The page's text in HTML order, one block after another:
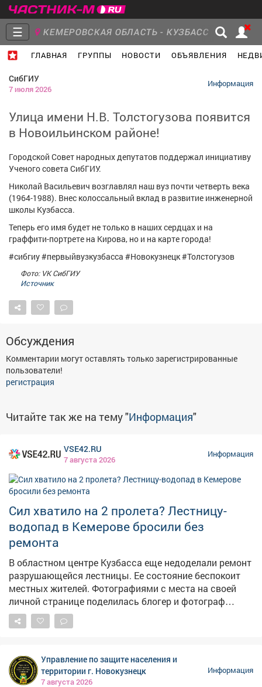
☰ КЕМЕРОВСКАЯ ОБЛАСТЬ - КУЗБАСС
ГЛАВНАЯ ГРУППЫ НОВОСТИ ОБЪЯВЛЕНИЯ
Объявления Недвижимость
Работа Транспорт Компании
Афиша
Товары
СибГИУ
7 июля 2026
Информация
Улица имени Н.В. Толстогузова появится
в Новоильинском районе!
Городской Совет народных депутатов поддержал инициативу
Ученого совета СибГИУ.
Николай Васильевич возглавлял наш вуз почти четверть века
(1964-1988). Внес колоссальный вклад в развитие инженерной
школы Кузбасса.
Теперь его имя будет не только в наших сердцах и на
граффити-портрете на Кирова, но и на карте города!
#сибгиу #первыйвузкузбасса #Новокузнецк #Толстогузов
Фото: VK СибГИУ
Источник
Обсуждения
Комментарии могут оставлять только зарегистрированные
пользователи!
регистрация
Читайте так же на тему "Информация"
VSE42.RU
7 августа 2026
Информация
Сил хватило на 2 пролета? Лестницу-
водопад в Кемерове бросили без
ремонта
В областном центре Кузбасса еще недоделали ремонт
разрушающейся лестницы. Ее состояние беспокоит
местных жителей. Фотографиями с места на своей
личной странице поделилась блогер и фотограф
Екатерина Комарова. – Читала, что ремонтируют
лестницу на Пионерском. Два пролёта сделали – и на
действительно приведена в порядок, однако
оставшаяся секция по-прежнему находится в
Управление по защите населения и
территории г. Новокузнецк
7 августа 2026
Информация